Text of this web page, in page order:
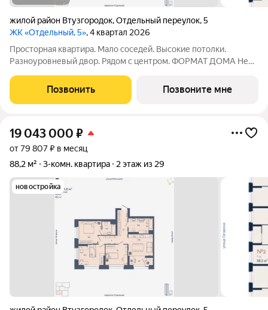
жилой район Втузгородок,Отдельный переулок,5
ЖК «Отдельный, 5», 4 квартал 2026
Просторная квартира. Мало соседей. Высокие потолки.
Разноуровневый двор. Рядом с центром. ФОРМАТ ДОМА Не
квартиры Принципиальное отсутствие студий Лобби с
рецепцией безопасность и удобство
Позвонить Позвоните мне
19 043 000 ₽
от 79 807 ₽ в месяц
88,2 м²
3-комн. квартира 2 этаж из 29
новостройка